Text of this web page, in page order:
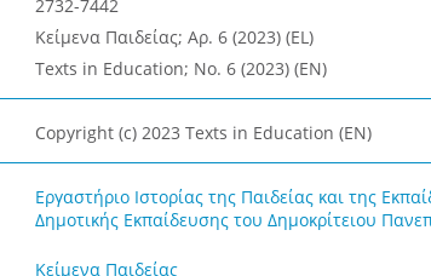
2732-7442
Κείμενα Παιδείας; Αρ. 6 (2023) (EL)
Texts in Education; No. 6 (2023) (EN)
Copyright (c) 2023 Texts in Education (EN)
Εργαστήριο Ιστορίας της Παιδείας και της
Δημοτικής Εκπαίδευσης του Δημοκρίτειου
Κείμενα Παιδείας